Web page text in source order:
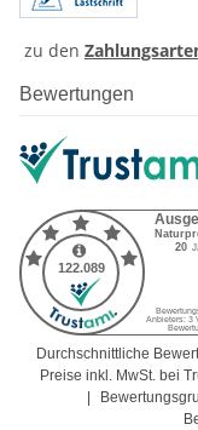
zu den
Bewertungen
Durchschnittliche
Preise inkl. MwSt. bei